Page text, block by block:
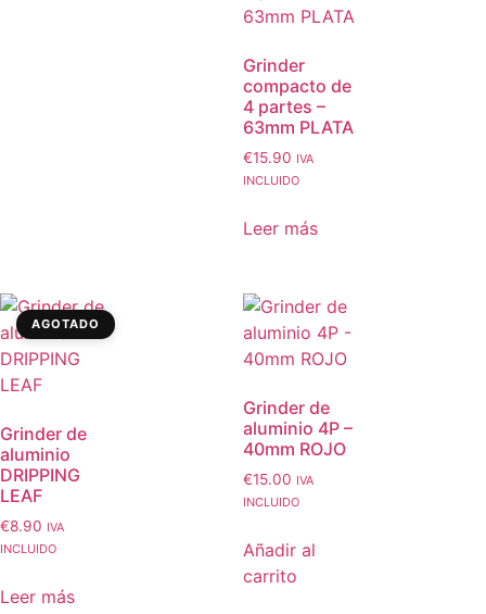
Grinder
compacto de
4 partes –
63mm PLATA
€15.90 IVA
INCLUIDO
Leer más
AGOTADO
Grinder de
aluminio
DRIPPING
LEAF
€8.90 IVA
INCLUIDO
Leer más
Grinder de
aluminio 4P –
40mm ROJO
€15.00 IVA
INCLUIDO
Añadir al
carrito